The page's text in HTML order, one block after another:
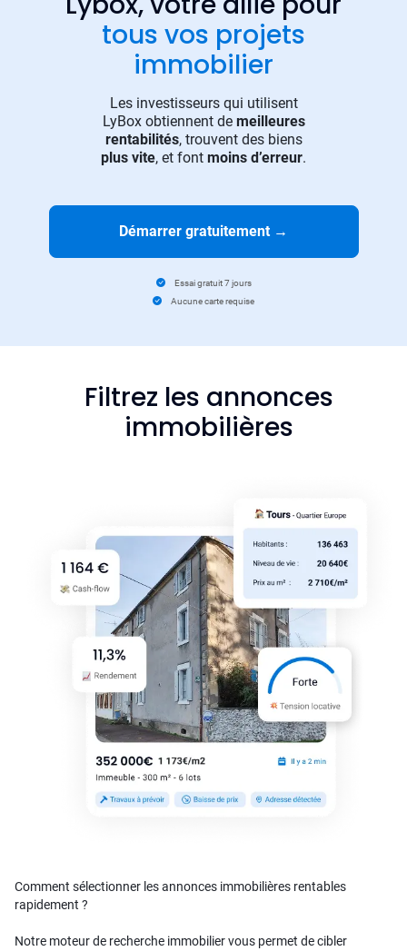
tous vos projets
immobilier
Les investisseurs qui utilisent
LyBox obtiennent de meilleures
rentabilités, trouvent des biens
plus vite, et font moins d’erreur.
Démarrer gratuitement →
Essai gratuit 7 jours
Aucune carte requise
Filtrez les annonces
immobilières
Comment sélectionner les annonces immobilières rentables
rapidement ?
Notre moteur de recherche immobilier vous permet de cibler